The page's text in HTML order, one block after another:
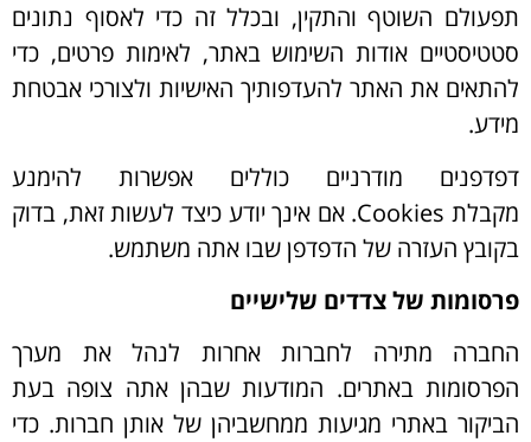
תפעולם השוטף והתקין, ובכלל זה כדי לאסוף נתונים
סטטיסטיים אודות השימוש באתר, לאימות פרטים, כדי
להתאים את האתר להעדפותיך האישיות ולצורכי אבטחת
מידע.
דפדפנים מודרניים כוללים אפשרות להימנע
מקבלת Cookies. אם אינך יודע כיצד לעשות זאת, בדוק
בקובץ העזרה של הדפדפן שבו אתה משתמש.
פרסומות של צדדים שלישיים
החברה מתירה לחברות אחרות לנהל את מערך
הפרסומות באתרים. המודעות שבהן אתה צופה בעת
הביקור באתרי מגיעות ממחשביהן של אותן חברות. כדי